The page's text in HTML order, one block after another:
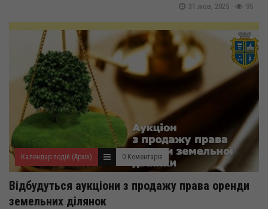
95
31 жов, 2025
Календар подій (Архів) 0 Коментарів
Відбудуться аукціони з продажу права оренди
земельних ділянок